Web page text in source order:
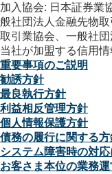
加入協会: 日本証券業
般社団法人金融先物
取引業協会、一般社
当社が加盟する信用
重要事項のご説明
勧誘方針
最良執行方針
利益相反管理方針
個人情報保護方針
債務の履行に関する方
システム障害時の対
お客さま本位の業務運